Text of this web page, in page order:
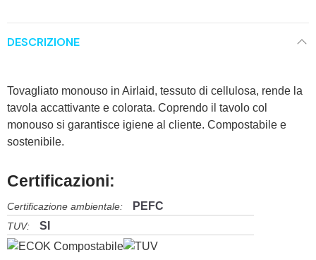
DESCRIZIONE
Tovagliato monouso in Airlaid, tessuto di cellulosa, rende la
tavola accattivante e colorata. Coprendo il tavolo col
monouso si garantisce igiene al cliente. Compostabile e
sostenibile.
Certificazioni:
Certificazione ambientale: PEFC
TUV: SI